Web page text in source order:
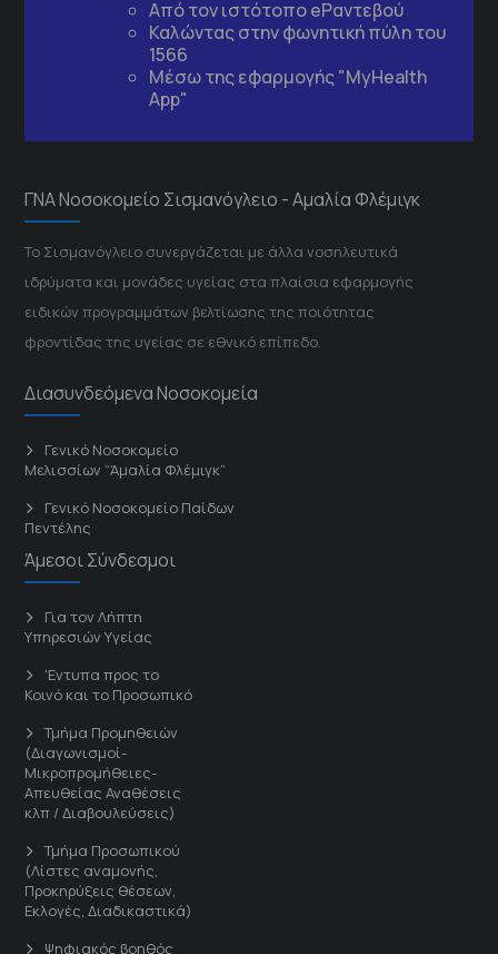
Από τον ιστότοποeΡαντεβού
Καλώντας στην φωνητική πύλη του
1566
Μέσω της εφαρμογής "MyHealth
App"
ΓΝΑ Νοσοκομείο Σισμανόγλειο - Αμαλία Φλέμιγκ
Το Σισμανόγλειο συνεργάζεται με άλλα νοσηλευτικά
ιδρύματα και μονάδες υγείας στα πλαίσια εφαρμογής
ειδικών προγραμμάτων βελτίωσης της ποιότητας
φροντίδας της υγείας σε εθνικό επίπεδο.
Διασυνδεόμενα Νοσοκομεία
Γενικό Νοσοκομείο
Μελισσίων “Άμαλία Φλέμιγκ”
Γενικό Νοσοκομείο Παίδων
Πεντέλης
Άμεσοι Σύνδεσμοι
Για τον Λήπτη
Υπηρεσιών Υγείας
'Εντυπα προς το
Κοινό και το Προσωπικό
Τμήμα Προμηθειών
(Διαγωνισμοί-
Μικροπρομήθειες-
Απευθείας Αναθέσεις
κλπ / Διαβουλεύσεις)
Τμήμα Προσωπικού
(Λίστες αναμονής,
Προκηρύξεις θέσεων,
Εκλογές, Διαδικαστικά)
Ψηφιακός βοηθός